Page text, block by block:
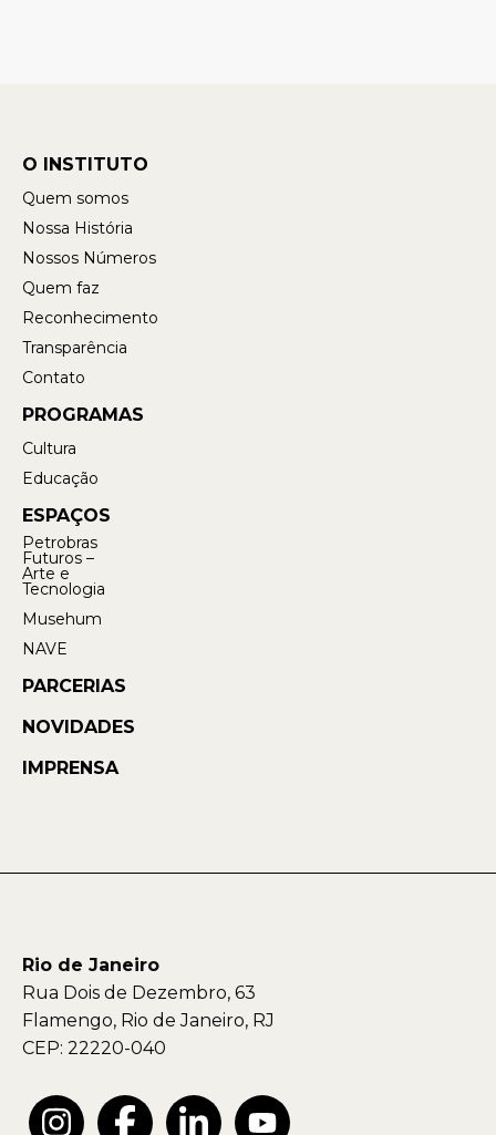
O INSTITUTO
Quem somos
Nossa História
Nossos Números
Quem faz
Reconhecimento
Transparência
Contato
PROGRAMAS
Cultura
Educação
ESPAÇOS
Petrobras
Futuros –
Arte e
Tecnologia
Musehum
NAVE
PARCERIAS
NOVIDADES
IMPRENSA
Rio de Janeiro
Rua Dois de Dezembro, 63
Flamengo, Rio de Janeiro, RJ
CEP: 22220-040